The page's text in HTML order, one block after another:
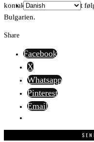
kontaktpunkt. Denne post
Bulgarien.
Share
Facebook
X
Whatsapp
Pinterest
Email